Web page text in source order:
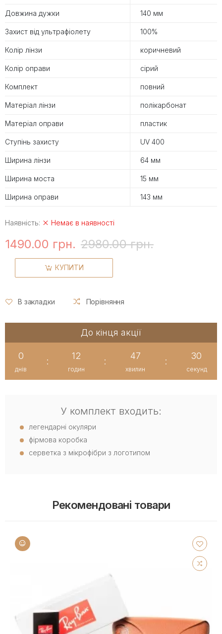
Довжина дужки 140 мм
Захист від ультрафіолету 100%
Колір лінзи коричневий
Колір оправи сірий
Комплект повний
Матеріал лінзи полікарбонат
Матеріал оправи пластик
Ступінь захисту UV 400
Ширина лінзи 64 мм
Ширина моста 15 мм
Ширина оправи 143 мм
Наявність: Немає в наявності
1490.00 грн. 2980.00 грн.
КУПИТИ
В закладки Порівняння
До кінця акції
0
днів
:
12
годин
:
47
хвилин
:
30
секунд
У комплект входить:
легендарні окуляри
фірмова коробка
серветка з мікрофібри з логотипом
Рекомендовані товари